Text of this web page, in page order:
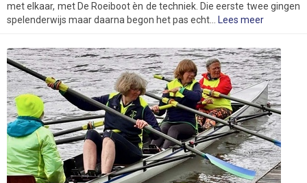
met elkaar, met De Roeiboot èn de techniek. Die eerste twee gingen
spelenderwijs maar daarna begon het pas echt...
Lees meer